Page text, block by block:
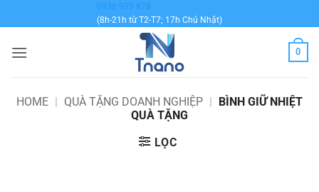
qua
dung
0936 999 878
(8h-21h từ T2-T7; 17h Chủ Nhật)
0
HOME | QUÀ TẶNG DOANH NGHIỆP | BÌNH GIỮ NHIỆT
QUÀ TẶNG
LỌC